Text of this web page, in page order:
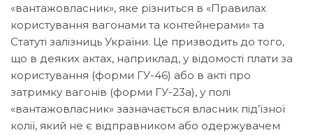
«вантажовласник», яке різниться в «Правилах
користування вагонами та контейнерами» та
Статуті залізниць України. Це призводить до того,
що в деяких актах, наприклад, у відомості плати за
користування (форми ГУ-46) або в акті про
затримку вагонів (форми ГУ-23а), у полі
«вантажовласник» зазначається власник під’їзної
колії, який не є відправником або одержувачем